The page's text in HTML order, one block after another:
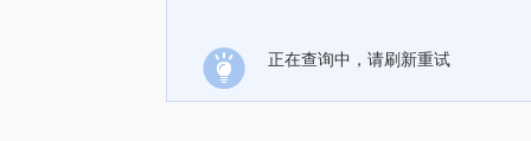
正在查询中，请刷新重试